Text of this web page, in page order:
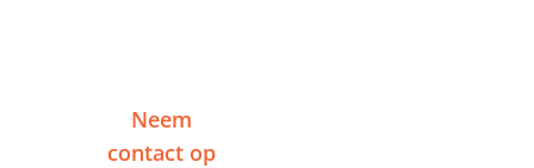
Neem
contact op